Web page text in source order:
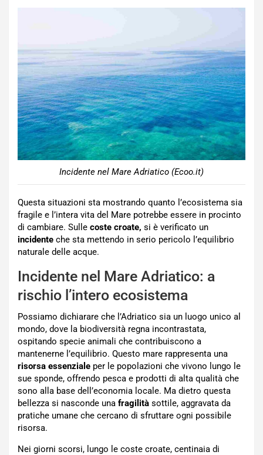
Incidente nel Mare Adriatico (Ecoo.it)
Questa situazioni sta mostrando quanto l’ecosistema sia
fragile e l’intera vita del Mare potrebbe essere in procinto
di cambiare. Sulle coste croate, si è verificato un
incidente che sta mettendo in serio pericolo l’equilibrio
naturale delle acque.
Incidente nel Mare Adriatico: a
rischio l’intero ecosistema
Possiamo dichiarare che l’Adriatico sia un luogo unico al
mondo, dove la biodiversità regna incontrastata,
ospitando specie animali che contribuiscono a
mantenerne l’equilibrio. Questo mare rappresenta una
risorsa essenziale per le popolazioni che vivono lungo le
sue sponde, offrendo pesca e prodotti di alta qualità che
sono alla base dell’economia locale. Ma dietro questa
bellezza si nasconde una fragilità sottile, aggravata da
pratiche umane che cercano di sfruttare ogni possibile
risorsa.
Nei giorni scorsi, lungo le coste croate, centinaia di